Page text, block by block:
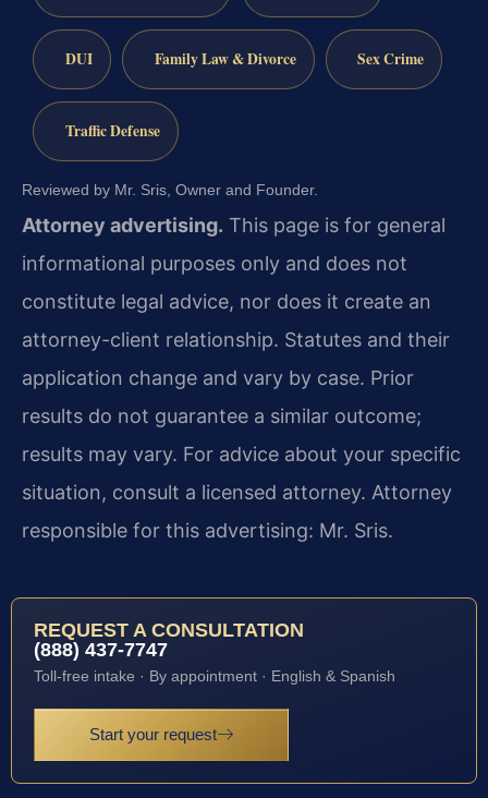
DUI Family Law & Divorce Sex Crime
Traffic Defense
Reviewed by Mr. Sris, Owner and Founder.
Attorney advertising. This page is for general
informational purposes only and does not
constitute legal advice, nor does it create an
attorney-client relationship. Statutes and their
application change and vary by case. Prior
results do not guarantee a similar outcome;
results may vary. For advice about your specific
situation, consult a licensed attorney. Attorney
responsible for this advertising: Mr. Sris.
REQUEST A CONSULTATION
(888) 437-7747
Toll-free intake · By appointment · English & Spanish
Start your request